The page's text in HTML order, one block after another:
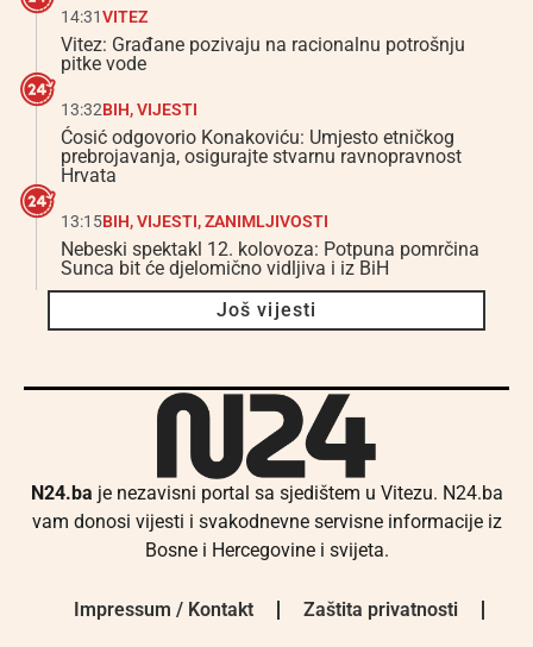
14:31VITEZ
Vitez: Građane pozivaju na racionalnu potrošnju
pitke vode
13:32BIH,VIJESTI
Ćosić odgovorio Konakoviću: Umjesto etničkog
prebrojavanja, osigurajte stvarnu ravnopravnost
Hrvata
13:15BIH,VIJESTI,ZANIMLJIVOSTI
Nebeski spektakl 12. kolovoza: Potpuna pomrčina
Sunca bit će djelomično vidljiva i iz BiH
Još vijesti
N24.ba je nezavisni portal sa sjedištem u Vitezu. N24.ba
vam donosi vijesti i svakodnevne servisne informacije iz
Bosne i Hercegovine i svijeta.
Impressum / Kontakt Zaštita privatnosti